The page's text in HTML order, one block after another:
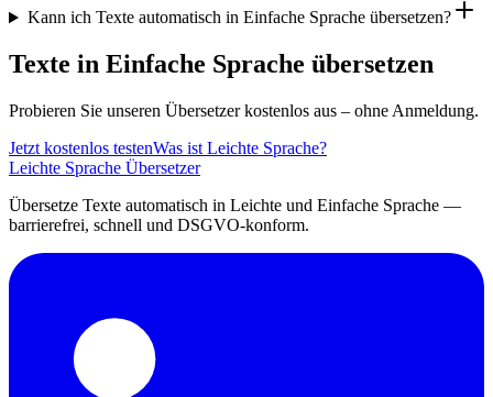
Kann ich Texte automatisch in Einfache Sprache übersetzen?
Texte in Einfache Sprache übersetzen
Probieren Sie unseren Übersetzer kostenlos aus – ohne Anmeldung.
Jetzt kostenlos testenWas ist Leichte Sprache?
Leichte Sprache Übersetzer
Übersetze Texte automatisch in Leichte und Einfache Sprache —
barrierefrei, schnell und DSGVO-konform.